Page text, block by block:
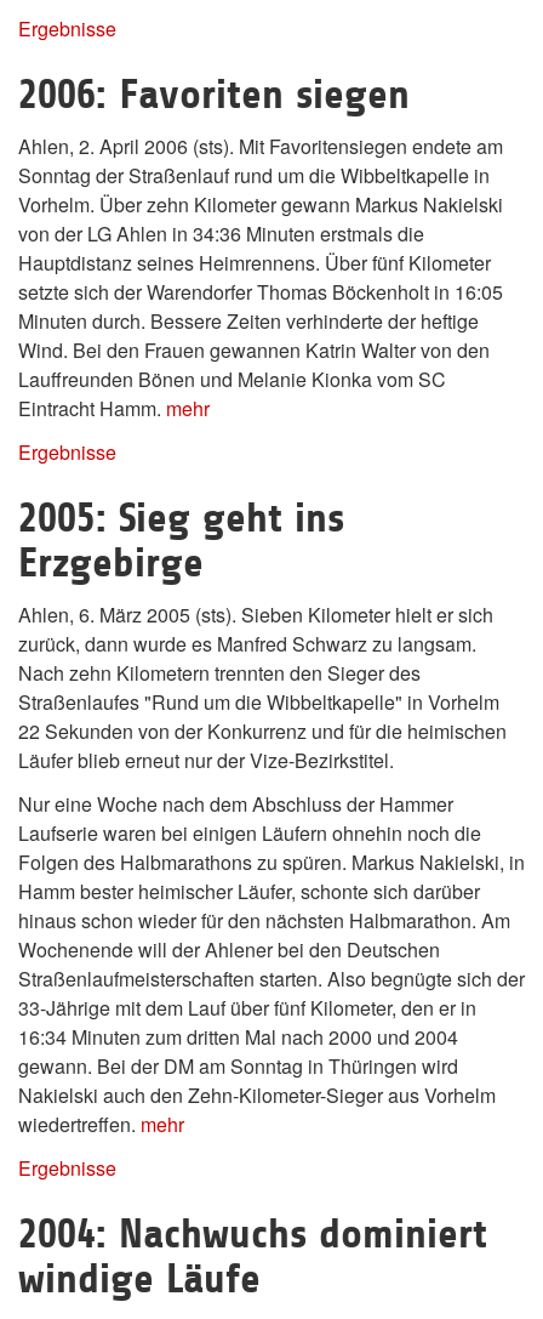
Ergebnisse
2006: Favoriten siegen
Ahlen, 2. April 2006 (sts). Mit Favoritensiegen endete am
Sonntag der Straßenlauf rund um die Wibbeltkapelle in
Vorhelm. Über zehn Kilometer gewann Markus Nakielski
von der LG Ahlen in 34:36 Minuten erstmals die
Hauptdistanz seines Heimrennens. Über fünf Kilometer
setzte sich der Warendorfer Thomas Böckenholt in 16:05
Minuten durch. Bessere Zeiten verhinderte der heftige
Wind. Bei den Frauen gewannen Katrin Walter von den
Lauffreunden Bönen und Melanie Kionka vom SC
Eintracht Hamm. mehr
Ergebnisse
2005: Sieg geht ins
Erzgebirge
Ahlen, 6. März 2005 (sts). Sieben Kilometer hielt er sich
zurück, dann wurde es Manfred Schwarz zu langsam.
Nach zehn Kilometern trennten den Sieger des
Straßenlaufes "Rund um die Wibbeltkapelle" in Vorhelm
22 Sekunden von der Konkurrenz und für die heimischen
Läufer blieb erneut nur der Vize-Bezirkstitel.
Nur eine Woche nach dem Abschluss der Hammer
Laufserie waren bei einigen Läufern ohnehin noch die
Folgen des Halbmarathons zu spüren. Markus Nakielski, in
Hamm bester heimischer Läufer, schonte sich darüber
hinaus schon wieder für den nächsten Halbmarathon. Am
Wochenende will der Ahlener bei den Deutschen
Straßenlaufmeisterschaften starten. Also begnügte sich der
33-Jährige mit dem Lauf über fünf Kilometer, den er in
16:34 Minuten zum dritten Mal nach 2000 und 2004
gewann. Bei der DM am Sonntag in Thüringen wird
Nakielski auch den Zehn-Kilometer-Sieger aus Vorhelm
wiedertreffen. mehr
Ergebnisse
2004: Nachwuchs dominiert
windige Läufe